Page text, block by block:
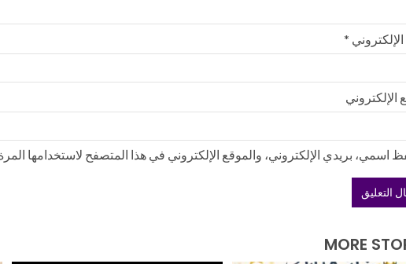
الإلكتروني *
الإلكتروني
اسمي، بريدي الإلكتروني، والموقع الإلكتروني في هذا المتصفح لاستخدامها
MORE